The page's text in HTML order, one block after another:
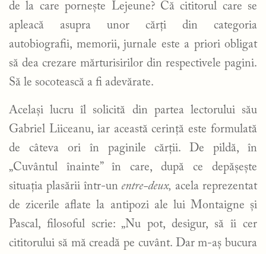
de la care pornește Lejeune? Că cititorul care se
apleacă asupra unor cărți din categoria
autobiografii, memorii, jurnale este a priori obligat
să dea crezare mărturisirilor din respectivele pagini.
Să le socotească a fi adevărate.
Același lucru îl solicită din partea lectorului său
Gabriel Liiceanu, iar această cerință este formulată
de câteva ori în paginile cărții. De pildă, în
„Cuvântul înainte” în care, după ce depășește
situația plasării într-un entre-deux, acela reprezentat
de zicerile aflate la antipozi ale lui Montaigne și
Pascal, filosoful scrie: „Nu pot, desigur, să îi cer
cititorului să mă creadă pe cuvânt. Dar m-aș bucura